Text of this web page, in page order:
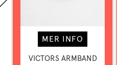
MER INFO
VICTORS ARMBAND